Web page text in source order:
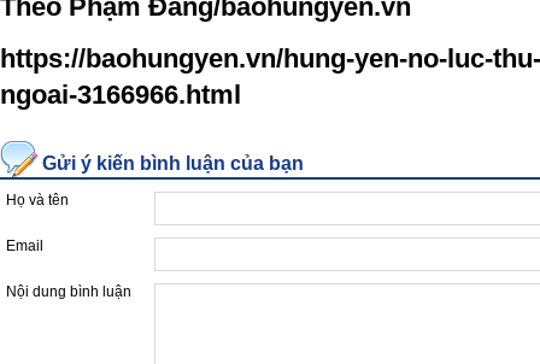
Theo Phạm Đăng/baohungyen.vn
https://baohungyen.vn/hung-yen-no-luc-
ngoai-3166966.html
Gửi ý kiến bình luận của bạn
Họ và tên
Email
Nội dung bình luận